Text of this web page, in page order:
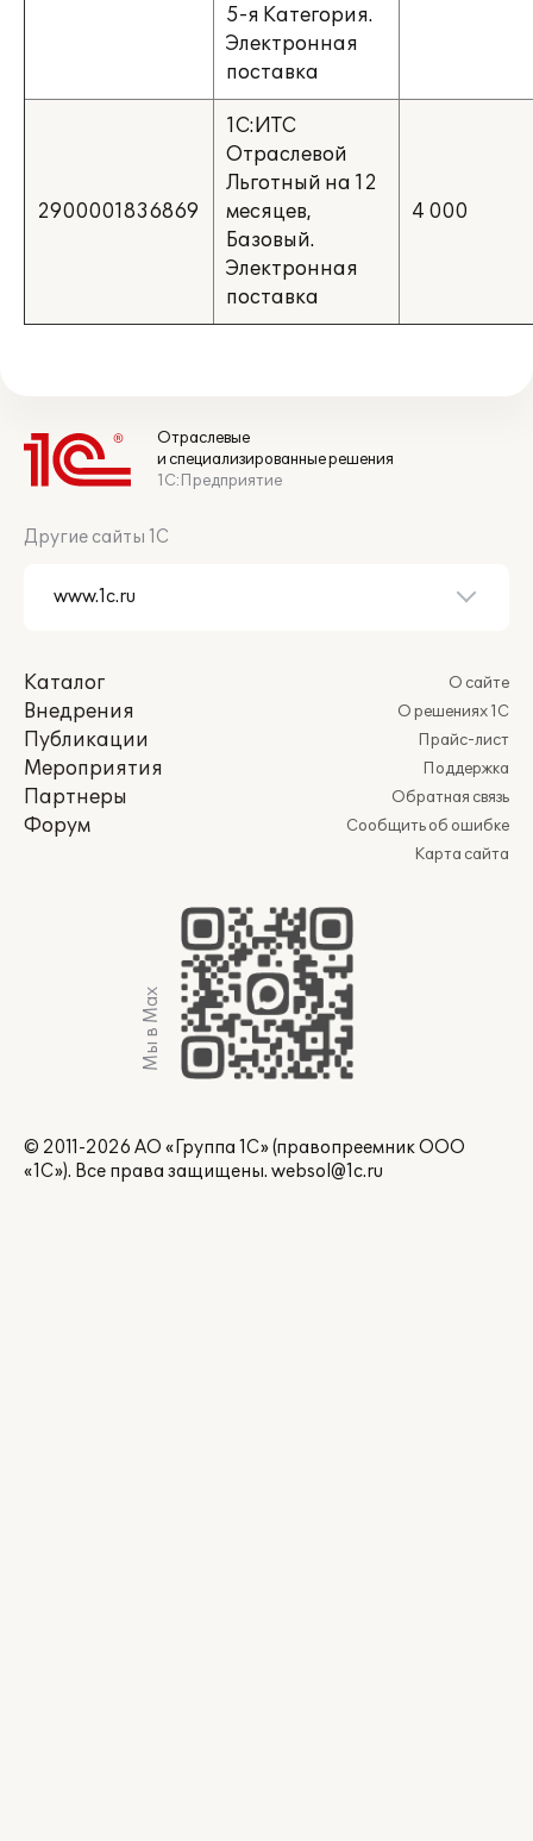
5-я Категория.
Электронная
поставка
2900001836869
1С:ИТС
Отраслевой
Льготный на 12
месяцев,
Базовый.
Электронная
поставка
4 000
Отраслевые
и специализированные решения
1С:Предприятие
Другие сайты 1С
Каталог
Внедрения
Публикации
Мероприятия
Партнеры
Форум
О сайте
О решениях 1С
Прайс-лист
Поддержка
Обратная связь
Сообщить об ошибке
Карта сайта
Мы в Max
© 2011-2026 АО «Группа 1С» (правопреемник ООО
«1С»). Все права защищены. websol@1c.ru